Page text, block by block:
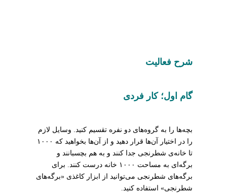
شرح فعالیت
گام اول؛ کار فردی
بچه‌ها را به گروه‌های دو نفره تقسیم کنید. وسایل لازم
را در اختیار آن‌ها قرار دهید و از آن‌ها بخواهید که ۱۰۰۰
تا خانه‌ی شطرنجی جدا کنند و به هم بچسبانند و
برگه‌ای به مساحت ۱۰۰۰ خانه درست کنند. برای
برگه‌های شطرنجی می‌توانید از ابزار کاغذی «برگه‌های
شطرنجی» استفاده کنید.